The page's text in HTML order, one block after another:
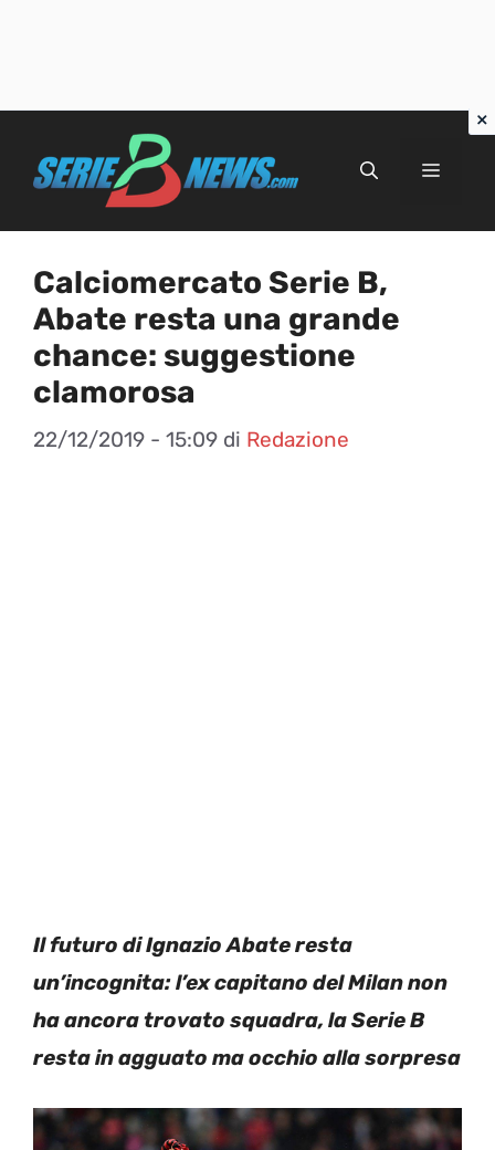
Menu
Calciomercato Serie B,
Abate resta una grande
chance: suggestione
clamorosa
22/12/2019 - 15:09 di Redazione
Il futuro di Ignazio Abate resta
un’incognita: l’ex capitano del Milan non
ha ancora trovato squadra, la Serie B
resta in agguato ma occhio alla sorpresa